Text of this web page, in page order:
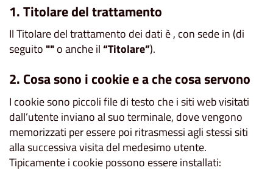
1. Titolare del trattamento
Il Titolare del trattamento dei dati è , con sede in (di
seguito ""o anche il“Titolare”).
2. Cosa sono i cookie e a che cosa servono
I cookie sono piccoli file di testo che i siti web visitati
dall’utente inviano al suo terminale, dove vengono
memorizzati per essere poi ritrasmessi agli stessi siti
alla successiva visita del medesimo utente.
Tipicamente i cookie possono essere installati: